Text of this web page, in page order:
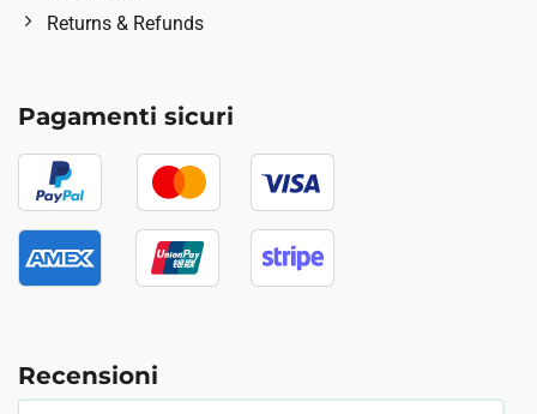
Returns & Refunds
Pagamenti sicuri
Recensioni